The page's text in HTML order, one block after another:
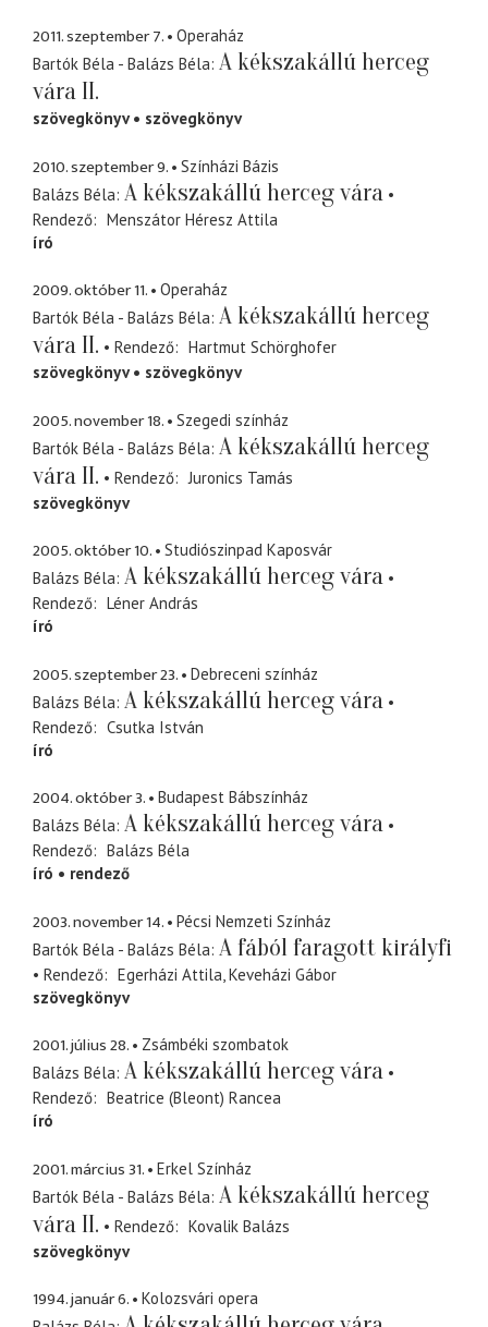
2011. szeptember 7.
Operaház
Bartók Béla - Balázs Béla A kékszakállú herceg
vára II.
szövegkönyv szövegkönyv
2010. szeptember 9.
Színházi Bázis
Balázs Béla A kékszakállú herceg vára
Rendező
Menszátor Héresz Attila
író
2009. október 11.
Operaház
Bartók Béla - Balázs Béla A kékszakállú herceg
vára II.
Rendező
Hartmut Schörghofer
szövegkönyv
szövegkönyv
2005. november 18.
Szegedi színház
Bartók Béla - Balázs Béla A kékszakállú herceg
vára II.
Rendező
Juronics Tamás
szövegkönyv
2005. október 10.
Studiószinpad Kaposvár
Balázs Béla A kékszakállú herceg vára
Rendező
Léner András
író
2005. szeptember 23.
Debreceni színház
Balázs Béla A kékszakállú herceg vára
Rendező
Csutka István
író
2004. október 3.
Budapest Bábszínház
Balázs Béla A kékszakállú herceg vára
Rendező
Balázs Béla
író
rendező
2003. november 14.
Pécsi Nemzeti Színház
Bartók Béla - Balázs Béla A fából faragott királyfi
Rendező Egerházi Attila Keveházi Gábor
szövegkönyv
2001. július 28.
Zsámbéki szombatok
Balázs Béla A kékszakállú herceg vára
Rendező
Beatrice (Bleont) Rancea
író
2001. március 31.
Erkel Színház
Bartók Béla - Balázs Béla A kékszakállú herceg
vára II.
Rendező
Kovalik Balázs
szövegkönyv
1994. január 6.
Kolozsvári opera